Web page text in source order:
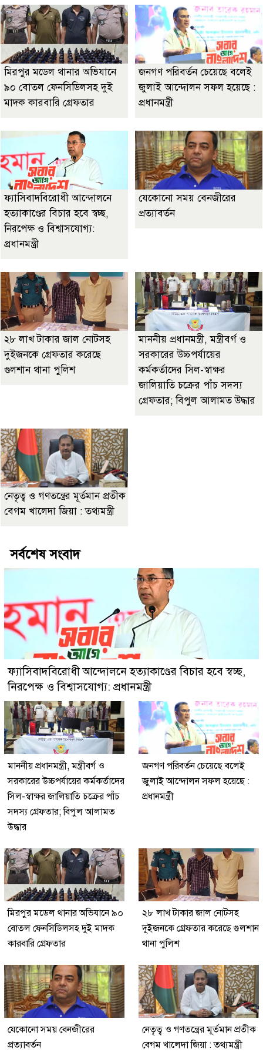
মিরপুর মডেল থানার অভিযানে
৯০ বোতল ফেনসিডিলসহ দুই
মাদক কারবারি গ্রেফতার
জনগণ পরিবর্তন চেয়েছে বলেই
জুলাই আন্দোলন সফল হয়েছে :
প্রধানমন্ত্রী
ফ্যাসিবাদবিরোধী আন্দোলনে
হত্যাকাণ্ডের বিচার হবে স্বচ্ছ,
নিরপেক্ষ ও বিশ্বাসযোগ্য:
প্রধানমন্ত্রী
যেকোনো সময় বেনজীরের
প্রত্যাবর্তন
২৮ লাখ টাকার জাল নোটসহ
দুইজনকে গ্রেফতার করেছে
গুলশান থানা পুলিশ
মাননীয় প্রধানমন্ত্রী, মন্ত্রীবর্গ ও
সরকারের উচ্চপর্যায়ের
কর্মকর্তাদের সিল-স্বাক্ষর
জালিয়াতি চক্রের পাঁচ সদস্য
গ্রেফতার; বিপুল আলামত উদ্ধার
নেতৃত্ব ও গণতন্ত্রের মূর্তমান প্রতীক
বেগম খালেদা জিয়া : তথ্যমন্ত্রী
সর্বশেষ সংবাদ
ফ্যাসিবাদবিরোধী আন্দোলনে হত্যাকাণ্ডের বিচার হবে স্বচ্ছ,
নিরপেক্ষ ও বিশ্বাসযোগ্য: প্রধানমন্ত্রী
মাননীয় প্রধানমন্ত্রী, মন্ত্রীবর্গ ও
সরকারের উচ্চপর্যায়ের কর্মকর্তাদের
সিল-স্বাক্ষর জালিয়াতি চক্রের পাঁচ
সদস্য গ্রেফতার; বিপুল আলামত
উদ্ধার
জনগণ পরিবর্তন চেয়েছে বলেই
জুলাই আন্দোলন সফল হয়েছে :
প্রধানমন্ত্রী
মিরপুর মডেল থানার অভিযানে ৯০
বোতল ফেনসিডিলসহ দুই মাদক
কারবারি গ্রেফতার
২৮ লাখ টাকার জাল নোটসহ
দুইজনকে গ্রেফতার করেছে গুলশান
থানা পুলিশ
যেকোনো সময় বেনজীরের
প্রত্যাবর্তন
নেতৃত্ব ও গণতন্ত্রের মূর্তমান প্রতীক
বেগম খালেদা জিয়া : তথ্যমন্ত্রী